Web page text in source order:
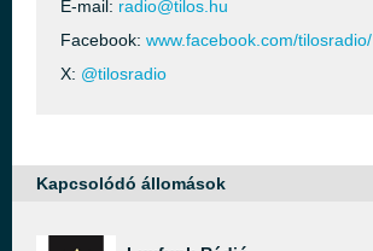
E-mail: radio@tilos.hu
Facebook: www.facebook.com/tilosradio/
X: @tilosradio
Kapcsolódó állomások